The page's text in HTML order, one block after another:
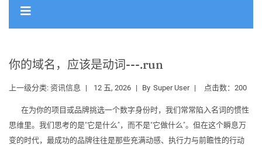
你的域名，应该是动词---.run
上一级分类: 资讯信息 12 五, 2026 By Super User 点击数：200
在为你的项目或品牌挑选一个数字身份时，我们常常陷入名词的惯性
思维里。我们思考的是“它是什么”，而不是“它做什么”。但在这个瞬息万
变的时代，最成功的品牌往往是那些充满动感、执行力与前瞻性的行动